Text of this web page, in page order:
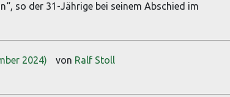
so der 31-Jährige bei seinem Abschied im
2024) von Ralf Stoll